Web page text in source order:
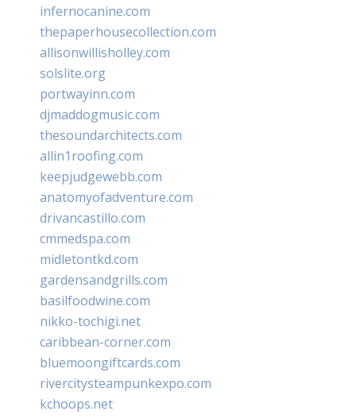
infernocanine.com
thepaperhousecollection.com
allisonwillisholley.com
solslite.org
portwayinn.com
djmaddogmusic.com
thesoundarchitects.com
allin1roofing.com
keepjudgewebb.com
anatomyofadventure.com
drivancastillo.com
cmmedspa.com
midletontkd.com
gardensandgrills.com
basilfoodwine.com
nikko-tochigi.net
caribbean-corner.com
bluemoongiftcards.com
rivercitysteampunkexpo.com
kchoops.net